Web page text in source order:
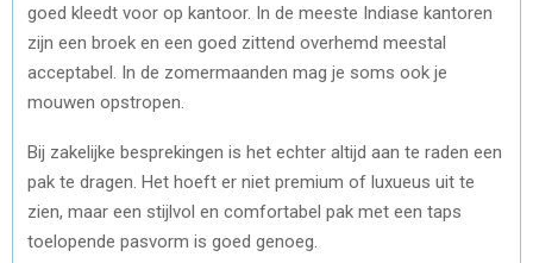
goed kleedt voor op kantoor. In de meeste Indiase kantoren
zijn een broek en een goed zittend overhemd meestal
acceptabel. In de zomermaanden mag je soms ook je
mouwen opstropen.
Bij zakelijke besprekingen is het echter altijd aan te raden een
pak te dragen. Het hoeft er niet premium of luxueus uit te
zien, maar een stijlvol en comfortabel pak met een taps
toelopende pasvorm is goed genoeg.